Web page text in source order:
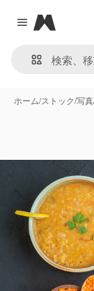
Close menu
Magnific
ホーム/ストック/写真